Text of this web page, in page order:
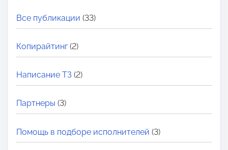
Все публикации (33)
Копирайтинг(2)
Написание ТЗ (2)
Партнеры (3)
Помощь в подборе исполнителей (3)